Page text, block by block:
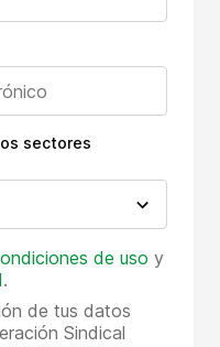
sectores
de uso y
.
de tus datos
Sindical